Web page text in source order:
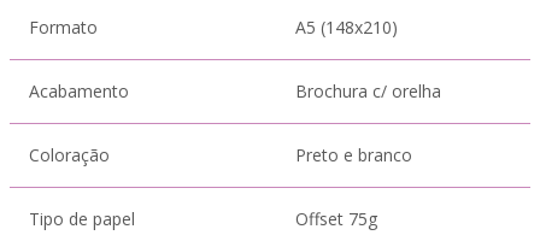
Formato A5 (148x210)
Acabamento Brochura c/ orelha
Coloração Preto e branco
Tipo de papel Offset 75g